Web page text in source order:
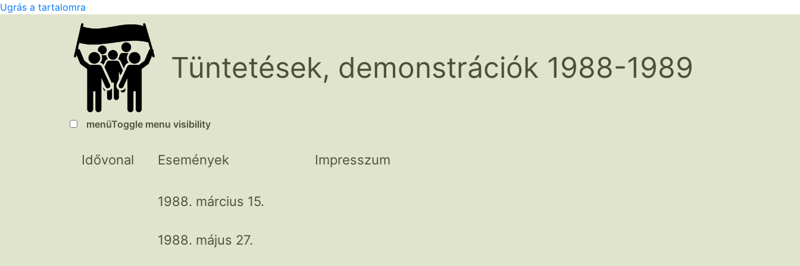
Ugrás a tartalomra
Tüntetések, demonstrációk 1988-1989
menüToggle menu visibility
Idővonal Események
1988. március 15.
1988. május 27.
Impresszum